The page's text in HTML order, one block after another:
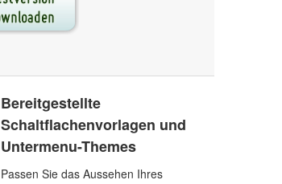
Bereitgestellte
Schaltflachenvorlagen und
Untermenu-Themes
Passen Sie das Aussehen Ihres